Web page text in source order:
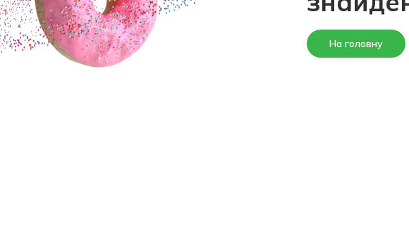
На головну